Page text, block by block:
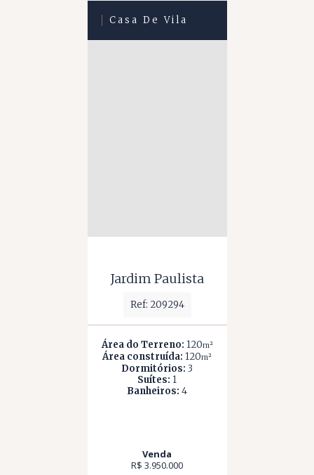
Casa De Vila
Jardim Paulista
Ref: 209294
Área do Terreno: 120m²
Área construída: 120m²
Dormitórios: 3
Suítes: 1
Banheiros: 4
Venda
R$ 3.950.000